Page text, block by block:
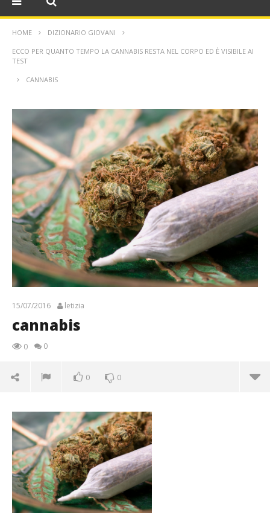
HOME DIZIONARIO GIOVANI
ECCO PER QUANTO TEMPO LA CANNABIS RESTA NEL CORPO ED È VISIBILE AI
TEST
CANNABIS
15/07/2016 letizia
cannabis
0 0
0 0
15/07/2016
letizia